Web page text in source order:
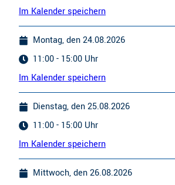
Im Kalender speichern
Montag, den 24.08.2026
11:00 - 15:00 Uhr
Im Kalender speichern
Dienstag, den 25.08.2026
11:00 - 15:00 Uhr
Im Kalender speichern
Mittwoch, den 26.08.2026